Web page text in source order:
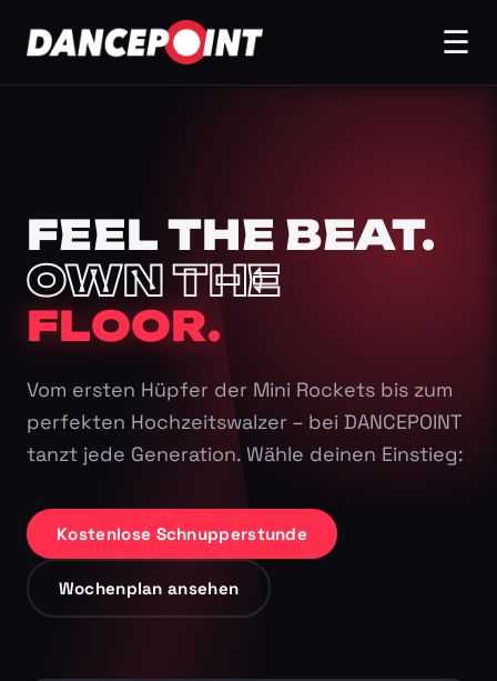
☰
FEEL THE BEAT.
OWN THE
FLOOR.
Vom ersten Hüpfer der Mini Rockets bis zum
perfekten Hochzeitswalzer – bei DANCEPOINT
tanzt jede Generation. Wähle deinen Einstieg:
Kostenlose Schnupperstunde
Wochenplan ansehen